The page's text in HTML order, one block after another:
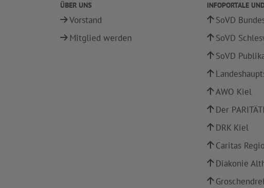
ÜBER UNS
Vorstand
Mitglied werden
INFOPORTALE
SoVD
SoVD
SoVD
AWO Kiel
Der
DRK Kiel
Caritas
Diakonie